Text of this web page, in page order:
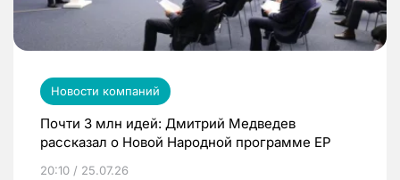
Новости компаний
Почти 3 млн идей: Дмитрий Медведев
рассказал о Новой Народной программе ЕР
20:10 / 25.07.26